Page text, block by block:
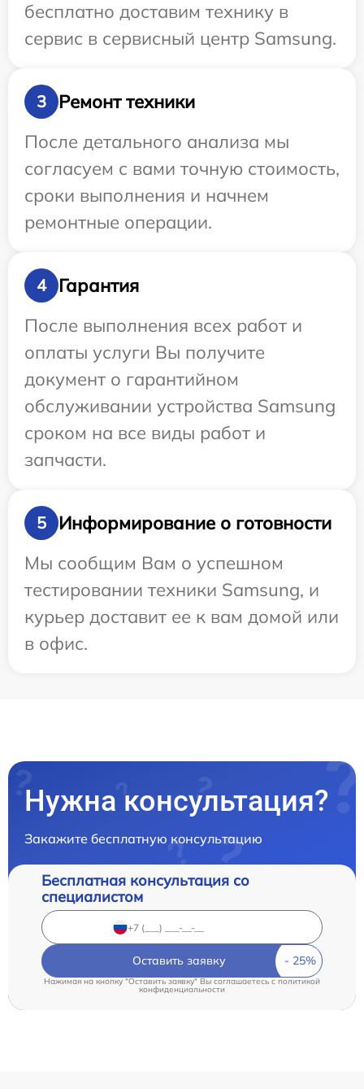
бесплатно доставим технику в
сервис в сервисный центр Samsung.
3
Ремонт техники
После детального анализа мы
согласуем с вами точную стоимость,
сроки выполнения и начнем
ремонтные операции.
4
Гарантия
После выполнения всех работ и
оплаты услуги Вы получите
документ о гарантийном
обслуживании устройства Samsung
сроком на все виды работ и
запчасти.
5
Информирование о готовности
Мы сообщим Вам о успешном
тестировании техники Samsung, и
курьер доставит ее к вам домой или
в офис.
Нужна консультация?
Закажите бесплатную консультацию
Бесплатная консультация со
специалистом
Оставить заявку
Нажимая на кнопку "Оставить заявку" Вы соглашаетесь c политикой
конфиденциальности